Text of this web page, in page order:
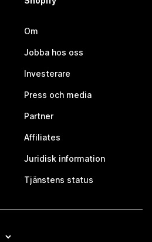
Om
Jobba hos oss
Investerare
Press och media
Partner
Affiliates
Juridisk information
Tjänstens status